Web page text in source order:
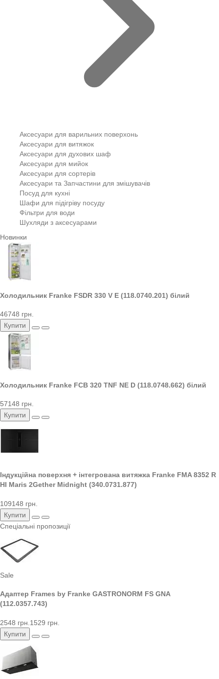
Аксесуари для варильних поверхонь
Аксесуари для витяжок
Аксесуари для духових шаф
Аксесуари для мийок
Аксесуари для сортерів
Аксесуари та Запчастини для змішувачів
Посуд для кухні
Шафи для підігріву посуду
Фільтри для води
Шухляди з аксесуарами
Новинки
Холодильник Franke FSDR 330 V E (118.0740.201) білий
46748 грн.
Купити
Холодильник Franke FCB 320 TNF NE D (118.0748.662) білий
57148 грн.
Купити
Індукційна поверхня + інтегрована витяжка Franke FMA 8352 R
HI Maris 2Gether Midnight (340.0731.877)
109148 грн.
Купити
Спеціальні пропозиції
Sale
Адаптер Frames by Franke GASTRONORM FS GNA
(112.0357.743)
2548 грн. 1529 грн.
Купити